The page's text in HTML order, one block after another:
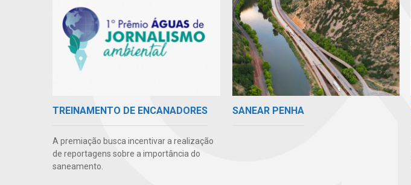
TREINAMENTO DE ENCANADORES
A premiação busca incentivar a realização
de reportagens sobre a importância do
saneamento.
SANEAR PENHA